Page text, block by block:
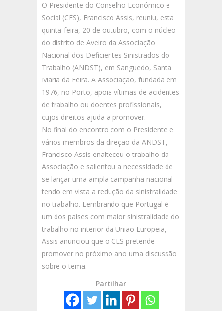
O Presidente do Conselho Económico e
Social (CES), Francisco Assis, reuniu, esta
quinta-feira, 20 de outubro, com o núcleo
do distrito de Aveiro da Associação
Nacional dos Deficientes Sinistrados do
Trabalho (ANDST), em Sanguedo, Santa
Maria da Feira. A Associação, fundada em
1976, no Porto, apoia vítimas de acidentes
de trabalho ou doentes profissionais,
cujos direitos ajuda a promover.
No final do encontro com o Presidente e
vários membros da direção da ANDST,
Francisco Assis enalteceu o trabalho da
Associação e salientou a necessidade de
se lançar uma ampla campanha nacional
tendo em vista a redução da sinistralidade
no trabalho. Lembrando que Portugal é
um dos países com maior sinistralidade do
trabalho no interior da União Europeia,
Assis anunciou que o CES pretende
promover no próximo ano uma discussão
sobre o tema.
Partilhar